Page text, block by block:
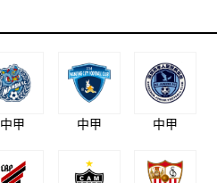
中甲 中甲 中甲